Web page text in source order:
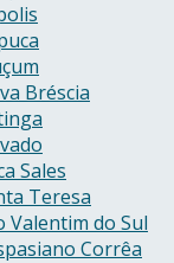
Bréscia
Sales
Teresa
Valentim do Sul
Corrêa